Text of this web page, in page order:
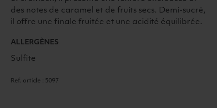
des notes de caramel et de fruits secs. Demi-sucré,
il offre une finale fruitée et une acidité équilibrée.
ALLERGÈNES
Sulfite
Ref. article : 5097